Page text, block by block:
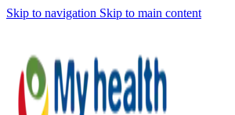
Skip to navigation Skip to main content